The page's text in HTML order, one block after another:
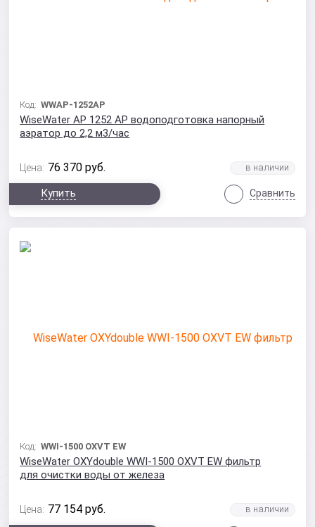
Код:WWAP-1252AP
WiseWater AP 1252 AP водоподготовка напорный
аэратор до 2,2 м3/час
Цена: 76 370 руб.
Купить Сравнить
Код:WWI-1500 OXVT EW
WiseWater OXYdouble WWI-1500 OXVT EW фильтр
для очистки воды от железа
Цена: 77 154 руб.